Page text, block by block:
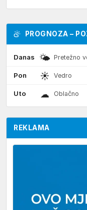
PROGNOZA –
Danas 🌤 Pretežno
Pon ☀ Vedro
Uto ☁ Oblačno
REKLAMA